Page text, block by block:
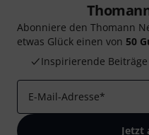
Abonniere den Thomann
etwas Glück einen von 50
Inspirierende Beiträge
E-Mail-Adresse*
Jetzt